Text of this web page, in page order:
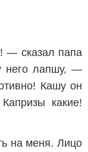
— сказал папа
него лапшу, —
Кашу он
какие!
на меня. Лицо